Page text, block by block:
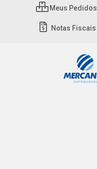
Meus Pedidos
Notas Fiscais